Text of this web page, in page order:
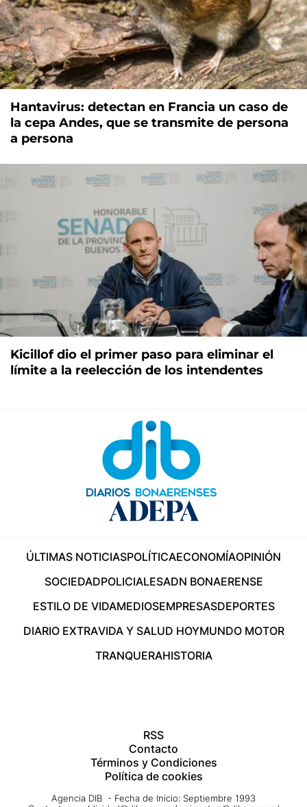
Hantavirus: detectan en Francia un caso de
la cepa Andes, que se transmite de persona
a persona
Kicillof dio el primer paso para eliminar el
límite a la reelección de los intendentes
ÚLTIMAS NOTICIASPOLÍTICAECONOMÍAOPINIÓN
SOCIEDADPOLICIALESADN BONAERENSE
ESTILO DE VIDAMEDIOSEMPRESASDEPORTES
DIARIO EXTRAVIDA Y SALUD HOYMUNDO MOTOR
TRANQUERAHISTORIA
RSS
Contacto
Términos y Condiciones
Política de cookies
Agencia DIB - Fecha de Inicio: Septiembre 1993